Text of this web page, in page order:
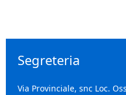
Segreteria
Via Provinciale, snc Loc.